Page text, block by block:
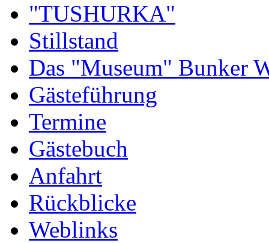
"TUSHURKA"
Stillstand
Das "Museum" Bunker
Gästeführung
Termine
Gästebuch
Anfahrt
Rückblicke
Weblinks